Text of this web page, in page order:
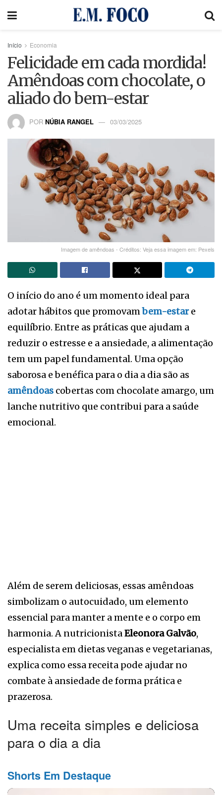
Início Economia
Felicidade em cada mordida!
Amêndoas com chocolate, o
aliado do bem-estar
POR NÚBIA RANGEL 03/03/2025
Imagem de amêndoas - Créditos: Veja essa imagem em: Pexels
O início do ano é um momento ideal para
adotar hábitos que promovambem-estare
equilíbrio. Entre as práticas que ajudam a
reduzir o estresse e a ansiedade, a alimentação
tem um papel fundamental. Uma opção
saborosa e benéfica para o dia a dia são as
amêndoas cobertas com chocolate amargo, um
lanche nutritivo que contribui para a saúde
emocional.
Além de serem deliciosas, essas amêndoas
simbolizam o autocuidado, um elemento
essencial para manter a mente e o corpo em
harmonia. A nutricionistaEleonora Galvão,
especialista em dietas veganas e vegetarianas,
explica como essa receita pode ajudar no
combate à ansiedade de forma prática e
prazerosa.
Uma receita simples e deliciosa
para o dia a dia
Shorts Em Destaque